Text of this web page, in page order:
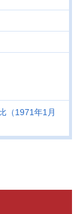
（1971年1月